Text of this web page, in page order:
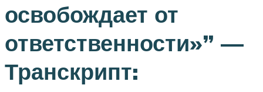
освобождает от
ответственности»” —
Транскрипт: